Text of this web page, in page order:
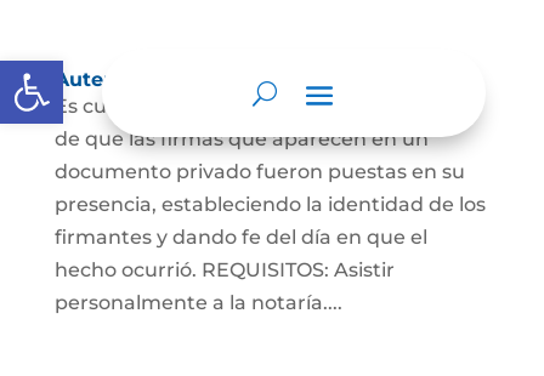
Abrir barra de herramientas
Autenticaciones
Es cuando el notario da testimonio escrito
de que las firmas que aparecen en un
documento privado fueron puestas en su
presencia, estableciendo la identidad de los
firmantes y dando fe del día en que el
hecho ocurrió. REQUISITOS: Asistir
personalmente a la notaría....